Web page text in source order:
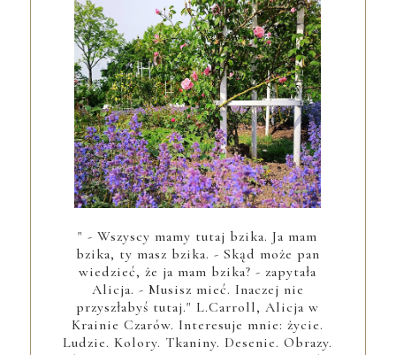
" - Wszyscy mamy tutaj bzika. Ja mam
bzika, ty masz bzika. - Skąd może pan
wiedzieć, że ja mam bzika? - zapytała
Alicja. - Musisz mieć. Inaczej nie
przyszłabyś tutaj." L.Carroll, Alicja w
Krainie Czarów. Interesuje mnie: życie.
Ludzie. Kolory. Tkaniny. Desenie. Obrazy.